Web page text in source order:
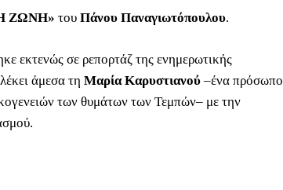
ΖΩΝΗ» του Πάνου Παναγιωτόπουλου.
εκτενώς σε ρεπορτάζ της ενημερωτικής
άμεσα τη Μαρία Καρυστιανού –ένα πρόσωπο
των θυμάτων των Τεμπών– με την